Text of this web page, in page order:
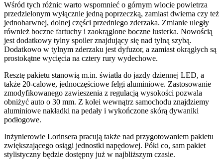
Wśród tych różnic warto wspomnieć o górnym wlocie powietrza
przedzielonym wyłącznie jedną poprzeczką, zamiast dwiema czy też
jednobarwnej, dolnej części przedniego zderzaka. Zmianie uległy
również boczne fartuchy i zaokrąglone boczne lusterka. Nowością
jest dodatkowy tylny spoiler znajdujący się nad tylną szybą.
Dodatkowo w tylnym zderzaku jest dyfuzor, a zamiast okrągłych są
prostokątne wycięcia na cztery rury wydechowe.
Resztę pakietu stanowią m.in. światła do jazdy dziennej LED, a
także 20-calowe, jednoczęściowe felgi aluminiowe. Zastosowanie
zmodyfikowanego zawieszenia z regulacją wysokości pozwala
obniżyć auto o 30 mm. Z kolei wewnątrz samochodu znajdziemy
aluminiowe nakładki na pedały i wykończone skórą dywaniki
podłogowe.
Inżynierowie Lorinsera pracują także nad przygotowaniem pakietu
zwiększającego osiągi jednostki napędowej. Póki co, sam pakiet
stylistyczny będzie dostępny już w najbliższym czasie.